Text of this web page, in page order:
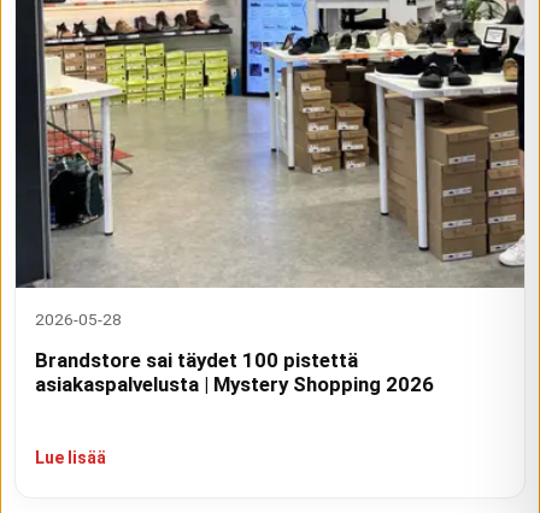
2026-05-28
Brandstore sai täydet 100 pistettä
asiakaspalvelusta | Mystery Shopping 2026
Lue lisää